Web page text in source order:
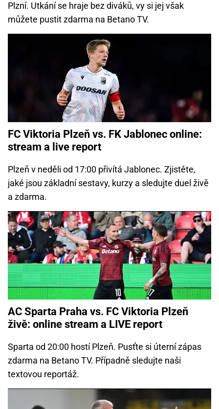
Plzní. Utkání se hraje bez diváků, vy si jej však
můžete pustit zdarma na Betano TV.
FC Viktoria Plzeň vs. FK Jablonec online:
stream a live report
Plzeň v neděli od 17:00 přivítá Jablonec. Zjistěte,
jaké jsou základní sestavy, kurzy a sledujte duel živě
a zdarma.
AC Sparta Praha vs. FC Viktoria Plzeň
živě: online stream a LIVE report
Sparta od 20:00 hostí Plzeň. Pusťte si úterní zápas
zdarma na Betano TV. Případně sledujte naši
textovou reportáž.